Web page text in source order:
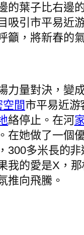
的葉子比右邊
引市平易近
籲，將新春的
力量對決，變
間市平易近游
絡停止。在河
在她做了一個
300多米長的
我的愛是X，
推向飛騰。